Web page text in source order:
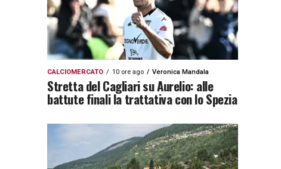
CALCIOMERCATO 10 ore ago Veronica Mandala
Stretta del Cagliari su Aurelio: alle
battute finali la trattativa con lo Spezia